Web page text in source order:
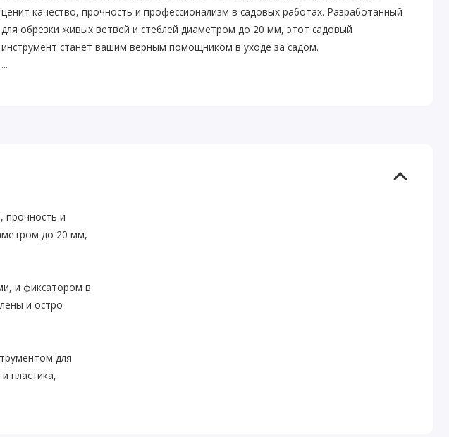
ценит качество, прочность и профессионализм в садовых работах. Разработанный
для обрезки живых ветвей и стеблей диаметром до 20 мм, этот садовый
инструмент станет вашим верным помощником в уходе за садом.
...
прочность и
до 20 мм,
и фиксатором в
и остро
для
пластика,